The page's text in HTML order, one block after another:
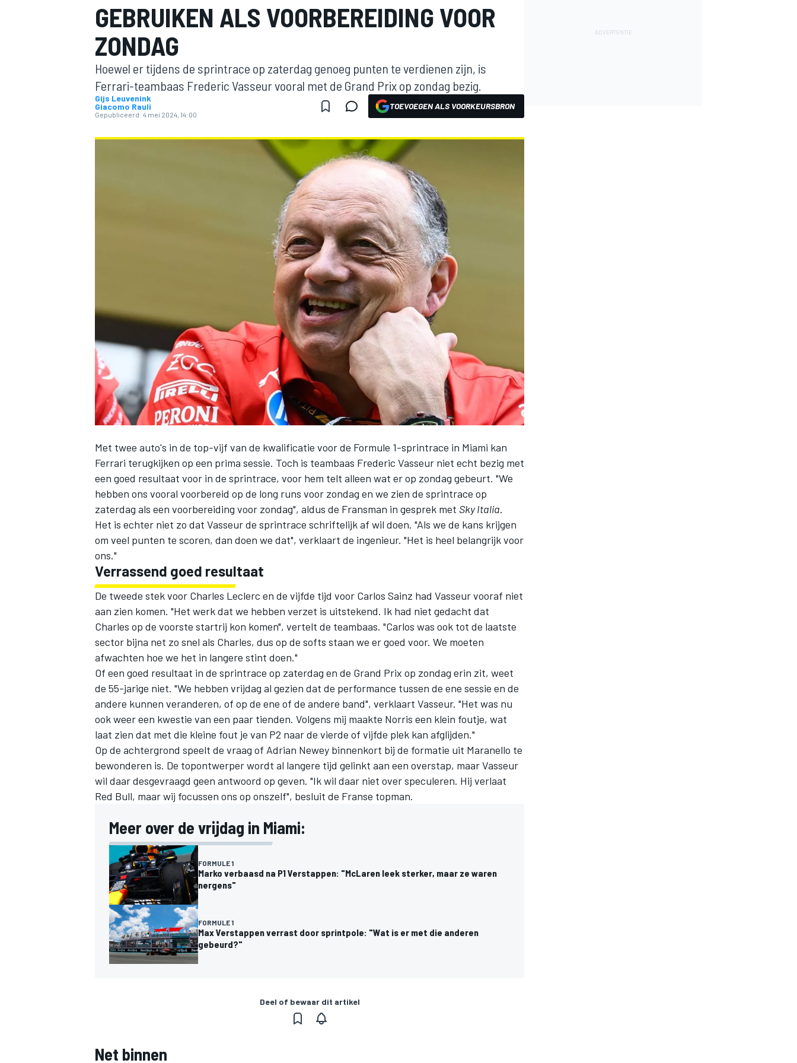
INDYCAR
WEC DTM
GEBRUIKEN ALS VOORBEREIDING VOOR
ZONDAG
Hoewel er tijdens de sprintrace op zaterdag genoeg punten te verdienen zijn, is
Ferrari-teambaas Frederic Vasseur vooral met de Grand Prix op zondag bezig.
Gijs Leuvenink
Giacomo Rauli
Gepubliceerd: 4 mei 2024, 14:00
TOEVOEGEN ALS VOORKEURSBRON
Met twee auto's in de top-vijf van de kwalificatie voor de Formule 1-sprintrace in Miami kan
Ferrari terugkijken op een prima sessie. Toch is teambaas Frederic Vasseur niet echt bezig met
een goed resultaat voor in de sprintrace, voor hem telt alleen wat er op zondag gebeurt. "We
hebben ons vooral voorbereid op de long runs voor zondag en we zien de sprintrace op
zaterdag als een voorbereiding voor zondag", aldus de Fransman in gesprek met Sky Italia.
Het is echter niet zo dat Vasseur de sprintrace schriftelijk af wil doen. "Als we de kans krijgen
om veel punten te scoren, dan doen we dat", verklaart de ingenieur. "Het is heel belangrijk voor
ons."
Verrassend goed resultaat
De tweede stek voor Charles Leclerc en de vijfde tijd voor Carlos Sainz had Vasseur vooraf niet
aan zien komen. "Het werk dat we hebben verzet is uitstekend. Ik had niet gedacht dat
Charles op de voorste startrij kon komen", vertelt de teambaas. "Carlos was ook tot de laatste
sector bijna net zo snel als Charles, dus op de softs staan we er goed voor. We moeten
afwachten hoe we het in langere stint doen."
Of een goed resultaat in de sprintrace op zaterdag en de Grand Prix op zondag erin zit, weet
de 55-jarige niet. "We hebben vrijdag al gezien dat de performance tussen de ene sessie en de
andere kunnen veranderen, of op de ene of de andere band", verklaart Vasseur. "Het was nu
ook weer een kwestie van een paar tienden. Volgens mij maakte Norris een klein foutje, wat
laat zien dat met die kleine fout je van P2 naar de vierde of vijfde plek kan afglijden."
Op de achtergrond speelt de vraag of Adrian Newey binnenkort bij de formatie uit Maranello te
bewonderen is. De topontwerper wordt al langere tijd gelinkt aan een overstap, maar Vasseur
wil daar desgevraagd geen antwoord op geven. "Ik wil daar niet over speculeren. Hij verlaat
Red Bull, maar wij focussen ons op onszelf", besluit de Franse topman.
Meer over de vrijdag in Miami:
FORMULE 1
Marko verbaasd na P1 Verstappen: "McLaren leek sterker, maar ze waren
nergens"
FORMULE 1
Max Verstappen verrast door sprintpole: "Wat is er met die anderen
gebeurd?"
Deel of bewaar dit artikel
Net binnen